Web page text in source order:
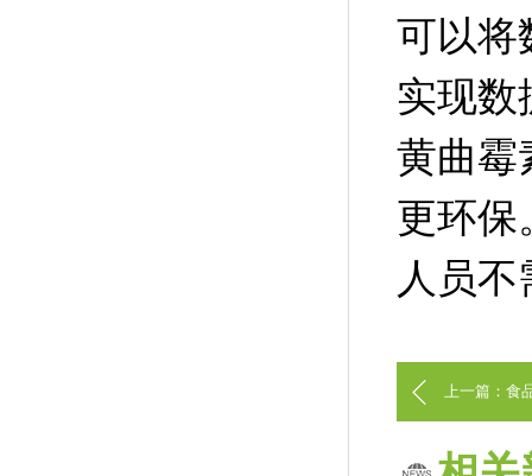
可以将
实现数
黄曲霉
更环保
人员
上一篇：食